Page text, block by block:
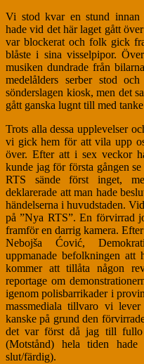
Vi stod kvar en stund innan
hade vid det här laget gått
var blockerat och folk gick
blåste i sina visselpipor.
musiken dundrade från
medelålders serber stod
sönderslagen kiosk, men det
gått ganska lugnt till med
Trots alla dessa upplevelser
vi gick hem för att vila upp
över. Efter att i sex veckor
kunde jag för första gången
RTS sände först inget,
deklarerade att man hade
händelserna i huvudstaden.
på ”Nya RTS”. En förvirrad
framför en darrig kamera.
Nebojša Ćović,
uppmanade befolkningen
kommer att tillåta någon
reportage om
igenom polisbarrikader i
massmediala tillvaro vi
kanske på grund den
det var först då jag till fullo
(Motstånd) hela tiden
slut/färdig).